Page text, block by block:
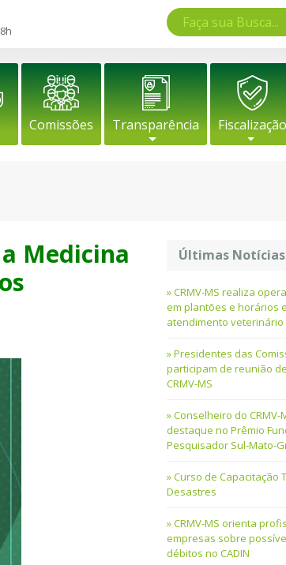
Comissões Transparência Fiscalização
Medicina
Últimas Notícias
CRMV-MS realiza
em plantões e horários
atendimento veterinário
Presidentes das
participam de reunião
CRMV-MS
Conselheiro do CRMV-
destaque no Prêmio
Pesquisador Sul-Mato-
Curso de Capacitação
Desastres
CRMV-MS orienta
empresas sobre
débitos no CADIN